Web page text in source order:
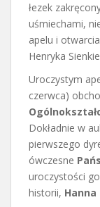
łezek
uśmiechami,
apelu i
Henryka
Uroczystym
czerwca)
Dokładnie w
pierwszego
ówczesne
uroczystości
historii, Hanna